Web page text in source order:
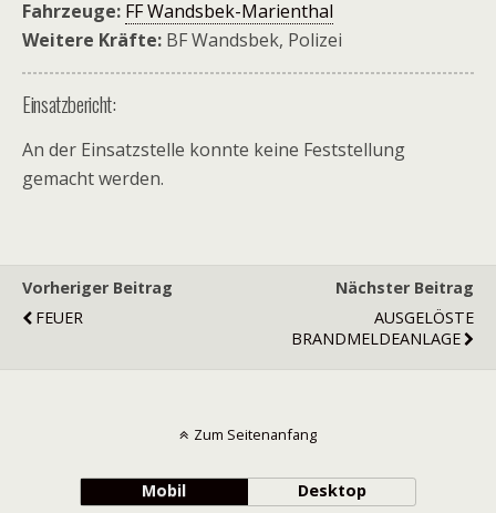
Fahrzeuge: FF Wandsbek-Marienthal
Weitere Kräfte: BF Wandsbek, Polizei
Einsatzbericht:
An der Einsatzstelle konnte keine Feststellung
gemacht werden.
Vorheriger Beitrag
FEUER
Nächster Beitrag
AUSGELÖSTE
BRANDMELDEANLAGE
Zum Seitenanfang
Mobil Desktop